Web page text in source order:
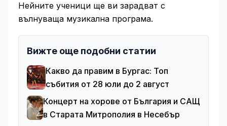
Нейните ученици ще ви зарадват с
вълнуваща музикална програма.
Вижте още подобни статии
Какво да правим в Бургас: Топ
събития от 28 юли до 2 август
Концерт на хорове от България и САЩ
в Старата Митрополия в Несебър